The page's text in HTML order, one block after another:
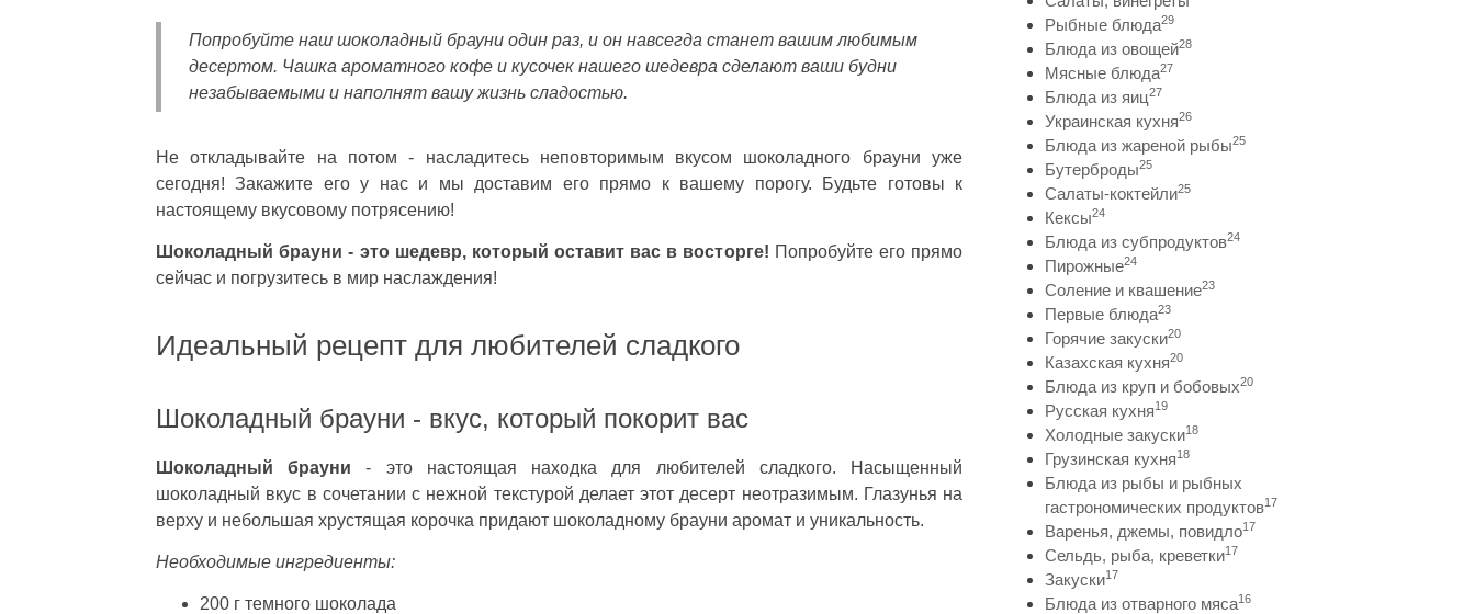
Попробуйте наш шоколадный брауни один раз, и он навсегда станет вашим любимым
десертом. Чашка ароматного кофе и кусочек нашего шедевра сделают ваши будни
незабываемыми и наполнят вашу жизнь сладостью.
Не откладывайте на потом - насладитесь неповторимым вкусом шоколадного брауни уже
сегодня! Закажите его у нас и мы доставим его прямо к вашему порогу. Будьте готовы к
настоящему вкусовому потрясению!
Шоколадный брауни - это шедевр, который оставит вас в восторге! Попробуйте его прямо
сейчас и погрузитесь в мир наслаждения!
Идеальный рецепт для любителей сладкого
Шоколадный брауни - вкус, который покорит вас
Шоколадный брауни - это настоящая находка для любителей сладкого. Насыщенный
шоколадный вкус в сочетании с нежной текстурой делает этот десерт неотразимым. Глазунья на
верху и небольшая хрустящая корочка придают шоколадному брауни аромат и уникальность.
Необходимые ингредиенты:
200 г темного шоколада
Рыбные блюда29
Блюда из овощей28
Мясные блюда27
Блюда из яиц27
Украинская кухня26
Блюда из жареной рыбы25
Бутерброды25
Салаты-коктейли25
Кексы24
Блюда из субпродуктов24
Пирожные24
Соление и квашение23
Первые блюда23
Горячие закуски20
Казахская кухня20
Блюда из круп и бобовых20
Русская кухня19
Холодные закуски18
Грузинская кухня18
Блюда из рыбы и рыбных
гастрономических продуктов17
Варенья, джемы, повидло17
Сельдь, рыба, креветки17
Закуски17
Блюда из отварного мяса16